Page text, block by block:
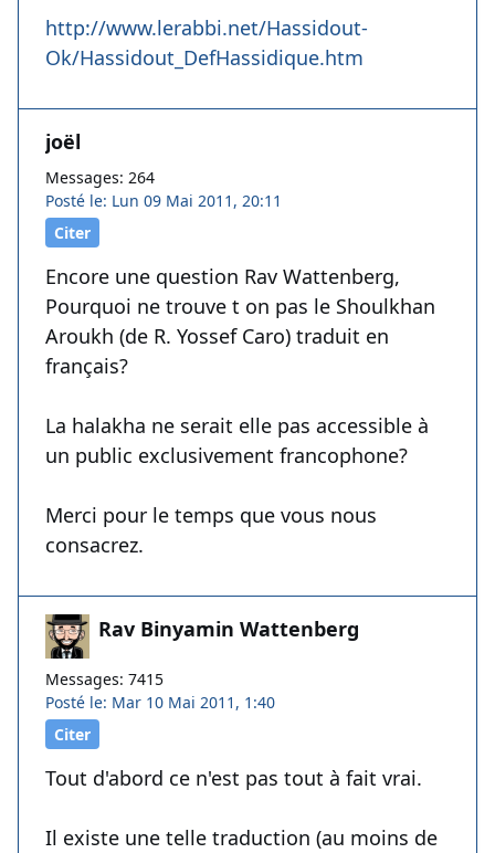
http://www.lerabbi.net/Hassidout-
Ok/Hassidout_DefHassidique.htm
joël
Messages: 264
Posté le: Lun 09 Mai 2011, 20:11
Citer
Encore une question Rav Wattenberg,
Pourquoi ne trouve t on pas le Shoulkhan
Aroukh (de R. Yossef Caro) traduit en
français?
La halakha ne serait elle pas accessible à
un public exclusivement francophone?
Merci pour le temps que vous nous
consacrez.
Rav Binyamin Wattenberg
Messages: 7415
Posté le: Mar 10 Mai 2011, 1:40
Citer
Tout d'abord ce n'est pas tout à fait vrai.
Il existe une telle traduction (au moins de